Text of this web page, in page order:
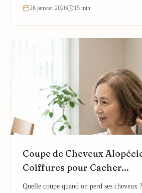
26 janvier 2026 15 min
Coupe de Cheveux
Coiffures pour Cacher...
Quelle coupe quand on perd ses cheveux